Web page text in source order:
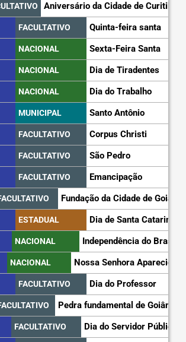
Aniversário da Cidade de Curitiba
FACULTATIVO
Quinta-feira santa
NACIONAL
Sexta-Feira Santa
NACIONAL
Dia de Tiradentes
NACIONAL
Dia do Trabalho
MUNICIPAL
Santo Antônio
FACULTATIVO
Corpus Christi
FACULTATIVO
São Pedro
FACULTATIVO
Emancipação
Fundação da Cidade de Goiás
ESTADUAL
Dia de Santa Catarina
NACIONAL
Independência do Brasil
NACIONAL
Nossa Senhora Aparecida
FACULTATIVO
Dia do Professor
Pedra fundamental de Goiânia
FACULTATIVO
Dia do Servidor Público